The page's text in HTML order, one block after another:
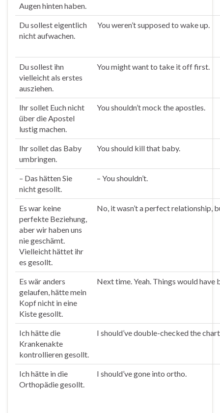
Augen hinten haben.
Dusollesteigentlich
nicht aufwachen.
You weren’t supposed to wake up.
Dusollest ihn
vielleicht als erstes
ausziehen.
You might want to take it off first.
Ihrsollet Euch nicht
über die Apostel
lustig machen.
You shouldn’t mock the apostles.
Ihrsolletdas Baby
umbringen.
You should kill that baby.
– Das hätten Sie
nichtgesollt.
– You shouldn’t.
Es war keine
perfekte Beziehung,
aber wir haben uns
nie geschämt.
Vielleicht hättet ihr
es gesollt.
No, it wasn’t a perfect relationship,
Es wär anders
gelaufen, hätte mein
Kopf nicht in eine
Kistegesollt.
Next time. Yeah. Things would
Ich hätte die
Krankenakte
kontrollierengesollt.
I should’ve double-checked the
Ich hätte in die
Orthopädiegesollt.
I should’ve gone into ortho.